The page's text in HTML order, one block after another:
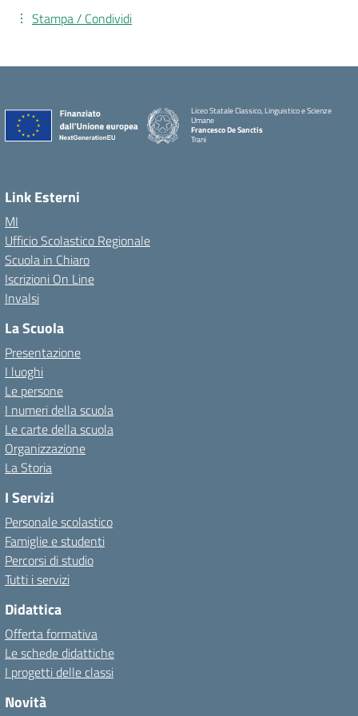
Stampa / Condividi
Liceo Statale Classico, Linguistico e Scienze
Umane
Francesco De Sanctis
Trani
Link Esterni
MI
Ufficio Scolastico Regionale
Scuola in Chiaro
Iscrizioni On Line
Invalsi
La Scuola
Presentazione
I luoghi
Le persone
I numeri della scuola
Le carte della scuola
Organizzazione
La Storia
I Servizi
Personale scolastico
Famiglie e studenti
Percorsi di studio
Tutti i servizi
Didattica
Offerta formativa
Le schede didattiche
I progetti delle classi
Novità